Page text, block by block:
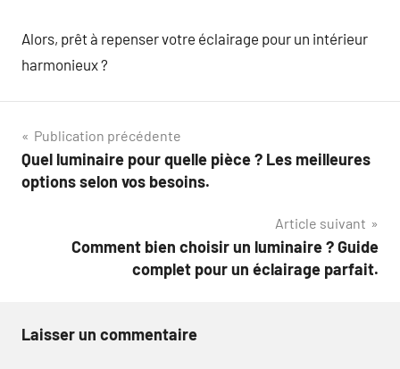
Alors, prêt à repenser votre éclairage pour un intérieur
harmonieux ?
Navigation
de
Publication précédente
Quel luminaire pour quelle pièce ? Les meilleures
options selon vos besoins.
Article suivant
Comment bien choisir un luminaire ? Guide
complet pour un éclairage parfait.
Laisser un commentaire